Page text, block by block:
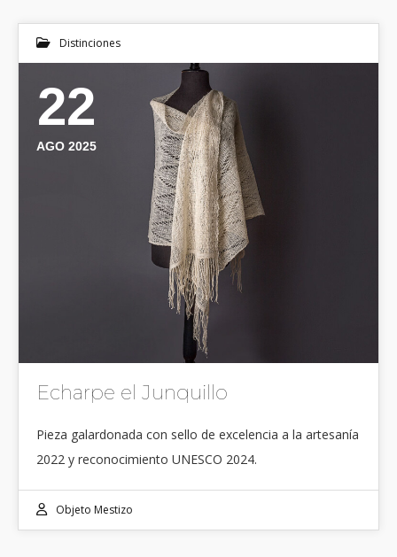
Distinciones
22
AGO 2025
Echarpe el Junquillo
Pieza galardonada con sello de excelencia a la artesanía
2022 y reconocimiento UNESCO 2024.
Objeto Mestizo